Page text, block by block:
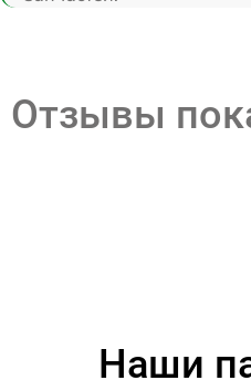
Отзывы
Наши